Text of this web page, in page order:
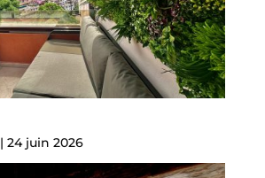
| 24 juin 2026